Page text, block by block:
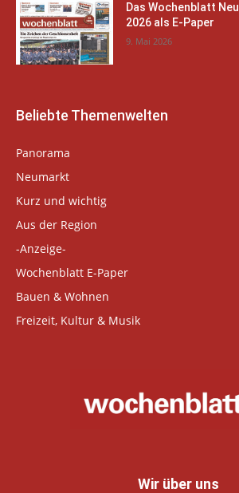
Das Wochenblatt
2026 als E-Paper
9. Mai 2026
Beliebte Themenwelten
Panorama
Neumarkt
Kurz und wichtig
Aus der Region
-Anzeige-
Wochenblatt E-Paper
Bauen & Wohnen
Freizeit, Kultur & Musik
Wir über uns